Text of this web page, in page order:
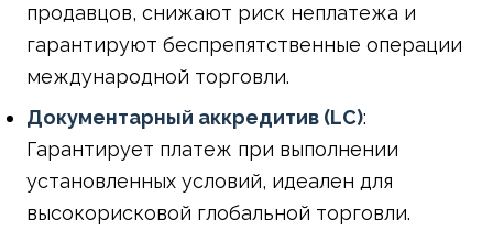
продавцов, снижают риск неплатежа и
гарантируют беспрепятственные операции
международной торговли.
Документарный аккредитив (LC):
Гарантирует платеж при выполнении
установленных условий, идеален для
высокорисковой глобальной торговли.